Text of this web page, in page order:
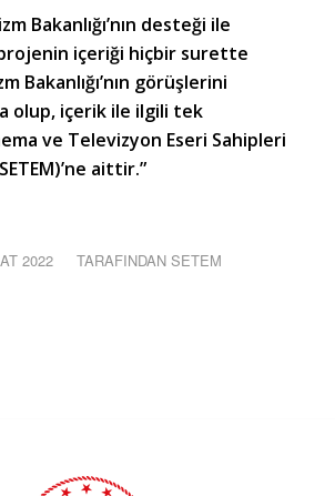
Bakanlığı’nın desteği ile
içeriği hiçbir surette
Bakanlığı’nın görüşlerini
olup, içerik ile ilgili tek
ve Televizyon Eseri Sahipleri
aittir.”
2022 TARAFINDANSETEM